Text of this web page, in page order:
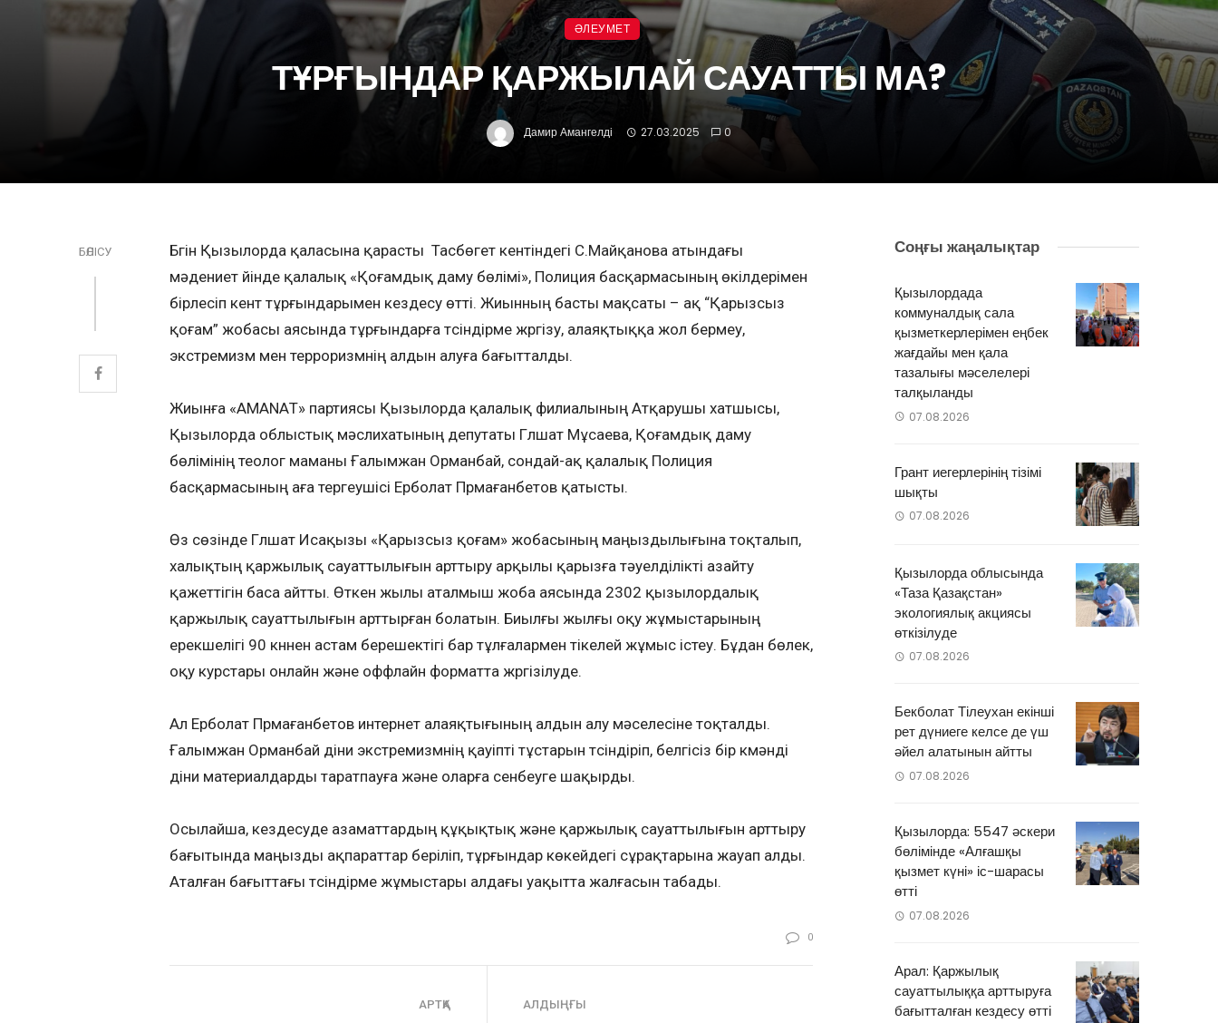
ӘЛЕУМЕТ
ТҰРҒЫНДАР ҚАРЖЫЛАЙ САУАТТЫ МА?
Дамир Амангелді 27.03.2025 0
БӨЛІСУ
Бүгін Қызылорда қаласына қарасты Тасбөгет кентіндегі С.Майқанова атындағы
мәдениет үйінде қалалық «Қоғамдық даму бөлімі», Полиция басқармасының өкілдерімен
бірлесіп кент тұрғындарымен кездесу өтті. Жиынның басты мақсаты – ақ “Қарызсыз
қоғам” жобасы аясында тұрғындарға түсіндірме жүргізу, алаяқтыққа жол бермеу,
экстремизм мен терроризмнің алдын алуға бағытталды.
Жиынға «AMANAТ» партиясы Қызылорда қалалық филиалының Атқарушы хатшысы,
Қызылорда облыстық мәслихатының депутаты Гүлшат Мұсаева, Қоғамдық даму
бөлімінің теолог маманы Ғалымжан Орманбай, сондай-ақ қалалық Полиция
басқармасының аға тергеушісі Ерболат Прмағанбетов қатысты.
Өз сөзінде Гүлшат Исақызы «Қарызсыз қоғам» жобасының маңыздылығына тоқталып,
халықтың қаржылық сауаттылығын арттыру арқылы қарызға тәуелділікті азайту
қажеттігін баса айтты. Өткен жылы аталмыш жоба аясында 2302 қызылордалық
қаржылық сауаттылығын арттырған болатын. Биылғы жылғы оқу жұмыстарының
ерекшелігі 90 күннен астам берешектігі бар тұлғалармен тікелей жұмыс істеу. Бұдан бөлек,
оқу курстары онлайн және оффлайн форматта жүргізілуде.
Ал Ерболат Прмағанбетов интернет алаяқтығының алдын алу мәселесіне тоқталды.
Ғалымжан Орманбай діни экстремизмнің қауіпті тұстарын түсіндіріп, белгісіз бір күмәнді
діни материалдарды таратпауға және оларға сенбеуге шақырды.
Осылайша, кездесуде азаматтардың құқықтық және қаржылық сауаттылығын арттыру
бағытында маңызды ақпараттар беріліп, тұрғындар көкейдегі сұрақтарына жауап алды.
Аталған бағыттағы түсіндірме жұмыстары алдағы уақытта жалғасын табады.
0
АРТҚА АЛДЫҢҒЫ
Соңғы жаңалықтар
Қызылордада
коммуналдық сала
қызметкерлерімен еңбек
жағдайы мен қала
тазалығы мәселелері
талқыланды
07.08.2026
Грант иегерлерінің тізімі
шықты
07.08.2026
Қызылорда облысында
«Таза Қазақстан»
экологиялық акциясы
өткізілуде
07.08.2026
Бекболат Тілеухан екінші
рет дүниеге келсе де үш
әйел алатынын айтты
07.08.2026
Қызылорда: 5547 әскери
бөлімінде «Алғашқы
қызмет күні» іс-шарасы
өтті
07.08.2026
Арал: Қаржылық
сауаттылыққа арттыруға
бағытталған кездесу өтті